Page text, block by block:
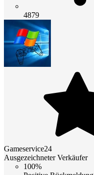
4879
Gameservice24
Ausgezeichneter Verkäufer
100%